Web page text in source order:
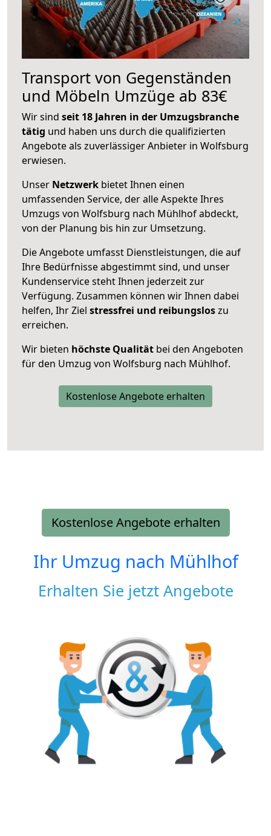
Transport von Gegenständen
und Möbeln Umzüge ab 83€
Wir sind seit 18 Jahren in der Umzugsbranche
tätig und haben uns durch die qualifizierten
Angebote als zuverlässiger Anbieter in Wolfsburg
erwiesen.
Unser Netzwerk bietet Ihnen einen
umfassenden Service, der alle Aspekte Ihres
Umzugs von Wolfsburg nach Mühlhof abdeckt,
von der Planung bis hin zur Umsetzung.
Die Angebote umfasst Dienstleistungen, die auf
Ihre Bedürfnisse abgestimmt sind, und unser
Kundenservice steht Ihnen jederzeit zur
Verfügung. Zusammen können wir Ihnen dabei
helfen, Ihr Ziel stressfrei und reibungsloszu
erreichen.
Wir bieten höchste Qualität bei den Angeboten
für den Umzug von Wolfsburg nach Mühlhof.
Kostenlose Angebote erhalten
Kostenlose Angebote erhalten
Ihr Umzug nach Mühlhof
Erhalten Sie jetzt Angebote